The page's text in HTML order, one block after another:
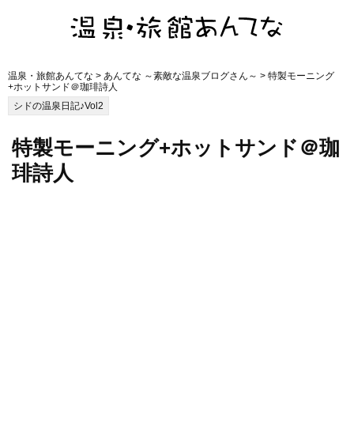
温泉・旅館あんてな > あんてな ～素敵な温泉ブログさん～ > 特製モーニング
+ホットサンド＠珈琲詩人
シドの温泉日記♪Vol2
特製モーニング+ホットサンド＠珈
琲詩人